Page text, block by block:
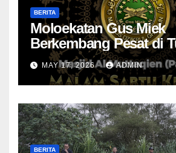
BERITA
Moloekatan Gus Miek
Berkembang Pesat di
Jamaah Diajak
Lewat Dzikrul Ghofilin
MAY 17, 2026 ADMIN
BERITA